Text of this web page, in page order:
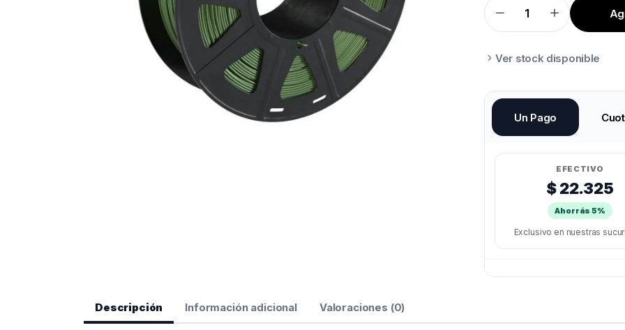
PRINTALOT
PLA
Ver stock disponible
Un Pago
EFECTIVO
$ 22.325
Ahorrás 5%
Exclusivo en nuestras
Descripción Información adicional Valoraciones (0)